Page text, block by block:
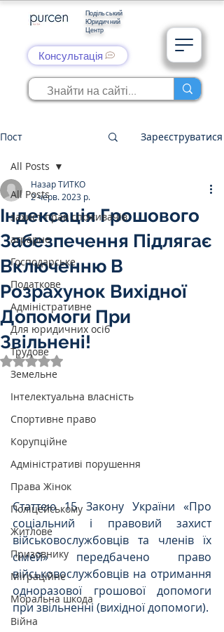
Подільський
Юридичний
Центр
Консультація
Пост Зареєструватися
All Posts
захист прав споживачів
аграрне
Господарське
Податкове
Адміністративне
Для юридичних осіб
Трудове
Земельне
Інтелектуальна власність
Спортивне право
Корупційне
Адміністративі порушення
Права Жінок
Поліцейському
Житлове
Призовнику
Міграційне
Моральна шкода
Війна
All Posts
Індексація Грошового
Забезпечення Підлягає
Включенню В
Розрахунок Вихідної
Допомоги При
Звільнені!
Назар ТИТКО
2 черв. 2023 р.
Оцінка: NaN з 5 зірок.
Статтею 15 Закону України «Про
соціальний і правовий захист
військовослужбовців та членів їх
сімей» передбачено право
військовослужбовців на отримання
одноразової грошової допомоги
при звільненні (вихідної допомоги).